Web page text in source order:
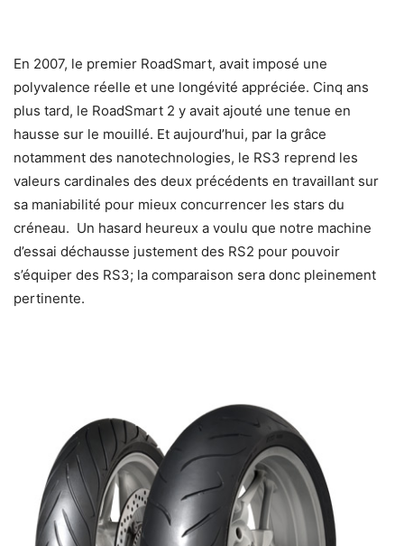
En 2007, le premier RoadSmart, avait imposé une
polyvalence réelle et une longévité appréciée. Cinq ans
plus tard, le RoadSmart 2 y avait ajouté une tenue en
hausse sur le mouillé. Et aujourd’hui, par la grâce
notamment des nanotechnologies, le RS3 reprend les
valeurs cardinales des deux précédents en travaillant sur
sa maniabilité pour mieux concurrencer les stars du
créneau. Un hasard heureux a voulu que notre machine
d’essai déchausse justement des RS2 pour pouvoir
s’équiper des RS3; la comparaison sera donc pleinement
pertinente.